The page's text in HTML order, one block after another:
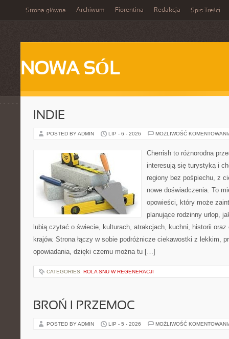
Strona główna Archiwum Fiorentina Redakcja Spis Treści
NOWA SÓL
INDIE
POSTED BY ADMIN LIP - 6 - 2026 MOŻLIWOŚĆ
Cherrish to różnorodna
interesują się turystyką i
regiony bez pośpiechu, z
nowe doświadczenia. To
opowieści, który może
planujące rodzinny urlop,
lubią czytać o świecie, kulturach, atrakcjach, kuchni, historii
krajów. Strona łączy w sobie podróżnicze ciekawostki z lekkim,
opowiadania, dzięki czemu można tu […]
CATEGORIES: ROLA SNU W REGENERACJI
BROŃ I PRZEMOC
POSTED BY ADMIN LIP - 5 - 2026 MOŻLIWOŚĆ